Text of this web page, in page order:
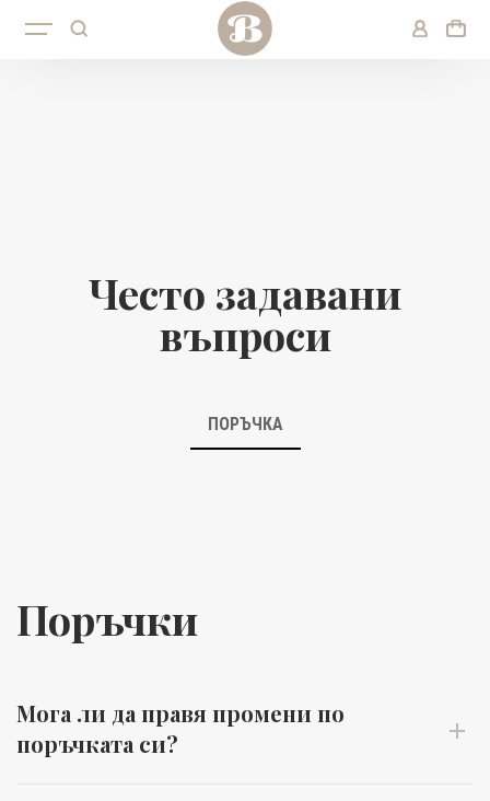
Често задавани
въпроси
ПОРЪЧКА
Поръчки
Мога ли да правя промени по
поръчката си?